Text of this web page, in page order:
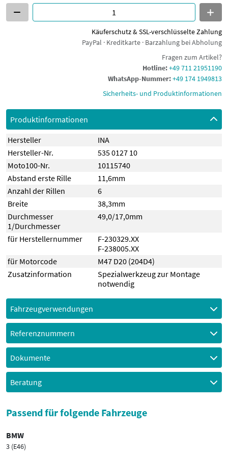
Käuferschutz & SSL-verschlüsselte Zahlung
PayPal · Kreditkarte · Barzahlung bei Abholung
Fragen zum Artikel?
Hotline:+49 711 21951190
WhatsApp-Nummer:+49 174 1949813
Sicherheits- und Produktinformationen
Produktinformationen
Hersteller
INA
Hersteller-Nr.
535 0127 10
Moto100-Nr.
10115740
Abstand erste Rille
11,6mm
Anzahl der Rillen
6
Breite
38,3mm
Durchmesser
1/Durchmesser
49,0/17,0mm
für Herstellernummer
F-230329.XX
F-238005.XX
für Motorcode
M47 D20 (204D4)
Zusatzinformation
Spezialwerkzeug zur Montage
notwendig
Fahrzeugverwendungen
Referenznummern
Dokumente
Beratung
Passend für folgende Fahrzeuge
BMW
3 (E46)